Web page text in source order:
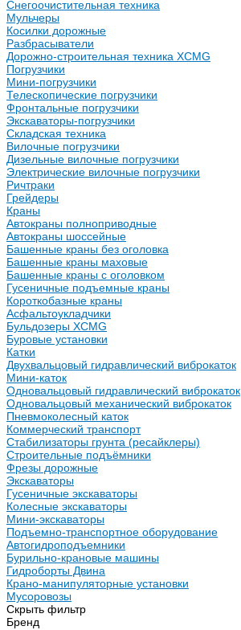
Снегоочистительная техника
Мульчеры
Косилки дорожные
Разбрасыватели
Дорожно-строительная техника XCMG
Погрузчики
Мини-погрузчики
Телескопические погрузчики
Фронтальные погрузчики
Экскаваторы-погрузчики
Складская техника
Вилочные погрузчики
Дизельные вилочные погрузчики
Электрические вилочные погрузчики
Ричтраки
Грейдеры
Краны
Автокраны полноприводные
Автокраны шоссейные
Башенные краны без оголовка
Башенные краны маховые
Башенные краны с оголовком
Гусеничные подъемные краны
Короткобазные краны
Асфальтоукладчики
Бульдозеры XCMG
Буровые установки
Катки
Двухвальцовый гидравлический виброкаток
Мини-каток
Одновальцовый гидравлический виброкаток
Одновальцовый механический виброкаток
Пневмоколесный каток
Коммерческий транспорт
Стабилизаторы грунта (ресайклеры)
Строительные подъёмники
Фрезы дорожные
Экскаваторы
Гусеничные экскаваторы
Колесные экскаваторы
Мини-экскаваторы
Подъемно-транспортное оборудование
Автогидроподъемники
Бурильно-крановые машины
Гидроборты Двина
Крано-манипуляторные установки
Мусоровозы
Скрыть фильтр
Бренд